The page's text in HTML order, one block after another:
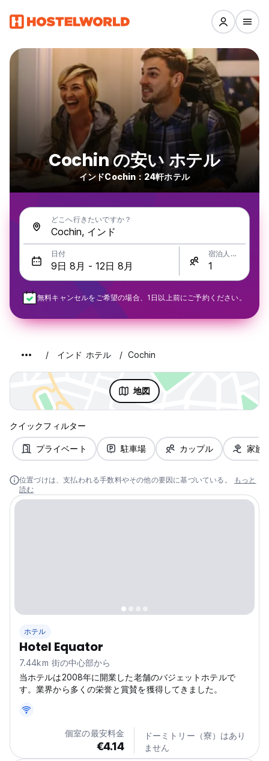
Cochin の安い ホテル
インドCochin：24軒ホテル
どこへ行きたいですか？
日付 宿泊人数
無料キャンセルをご希望の場合、1日以上前にご予約ください。
インド ホテル Cochin
地図
クイックフィルター
プライベート 駐車場 カップル 家族
位置づけは、支払われる手数料やその他の要因に基づいている。
もっと
読む
ホテル
Hotel Equator
7.44km 街の中心部から
当ホテルは2008年に開業した老舗のバジェットホテルで
す。業界から多くの栄誉と賞賛を獲得してきました。
個室の最安料金
€4.14
ドーミトリー（寮）はあり
ません